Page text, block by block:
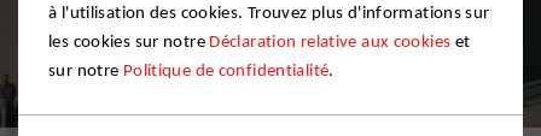
à l'utilisation des cookies. Trouvez plus d'informations sur
les cookies sur notre Déclaration relative aux cookies et
sur notre Politique de confidentialité.